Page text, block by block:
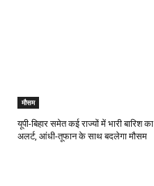
मौसम
यूपी-बिहार समेत कई राज्यों में भारी बारिश का
अलर्ट, आंधी-तूफान के साथ बदलेगा मौसम